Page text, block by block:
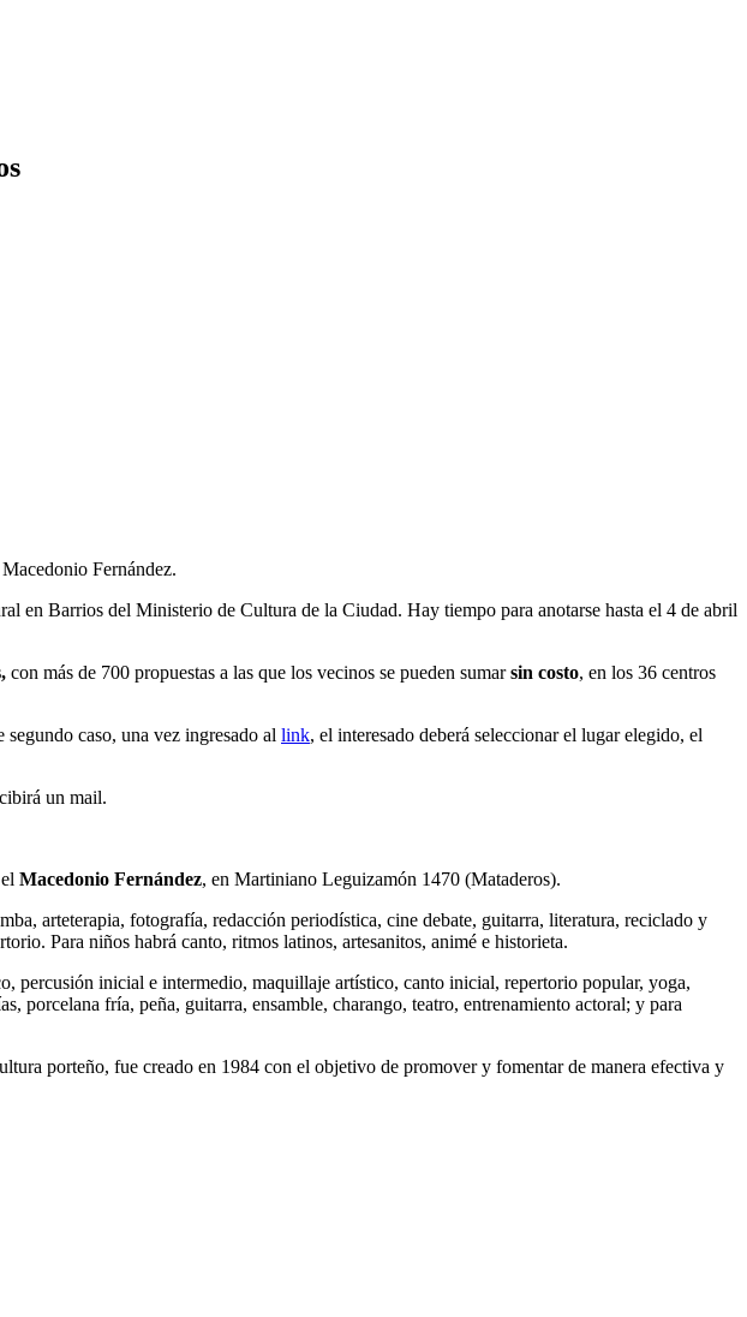
Fernández.
en Barrios del Ministerio de Cultura de la Ciudad. Hay tiempo para anotarse hasta el 4 de abril
con más de 700 propuestas a las que los vecinos se pueden sumarsin costo, en los 36 centros
caso, una vez ingresado al link, el interesado deberá seleccionar el lugar elegido, el
un mail.
Macedonio Fernández, en Martiniano Leguizamón 1470 (Mataderos).
arteterapia, fotografía, redacción periodística, cine debate, guitarra, literatura, reciclado y
Para niños habrá canto, ritmos latinos, artesanitos, animé e historieta.
percusión inicial e intermedio, maquillaje artístico, canto inicial, repertorio popular, yoga,
porcelana fría, peña, guitarra, ensamble, charango, teatro, entrenamiento actoral; y para
porteño, fue creado en 1984 con el objetivo de promover y fomentar de manera efectiva y